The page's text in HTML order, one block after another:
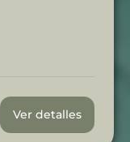
Ver detalles